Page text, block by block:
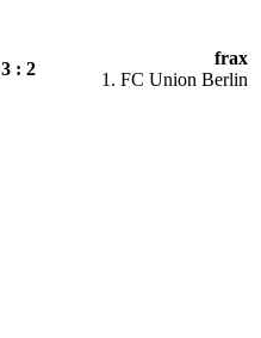
3 : 2
frax
1. FC Union Berlin